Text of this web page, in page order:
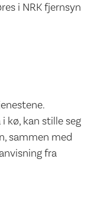
i NRK fjernsyn
kø, kan stille seg
sammen med
fra